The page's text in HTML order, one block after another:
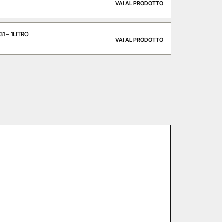
VAI AL PRODOTTO
– 1LITRO
VAI AL PRODOTTO